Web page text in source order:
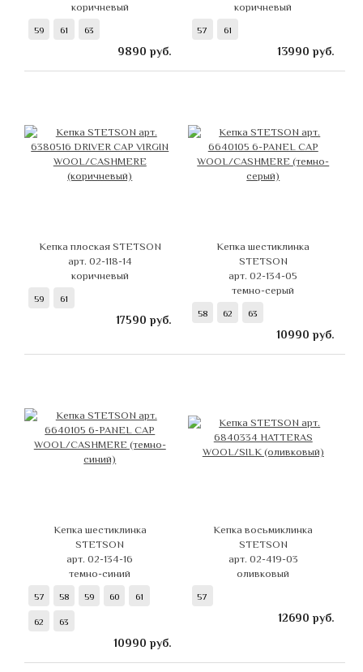
коричневый
59 61 63
9890 руб.
коричневый
57 61
13990 руб.
Кепка плоская STETSON
арт. 02-118-14
коричневый
59 61
17590 руб.
Кепка шестиклинка
STETSON
арт. 02-134-05
темно-серый
58 62 63
10990 руб.
Кепка шестиклинка
STETSON
арт. 02-134-16
темно-синий
57 58 59 60 61
62 63
10990 руб.
Кепка восьмиклинка
STETSON
арт. 02-419-03
оливковый
57
12690 руб.